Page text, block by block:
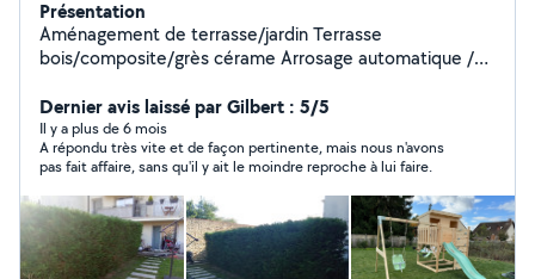
Présentation
Aménagement de terrasse/jardin Terrasse
bois/composite/grès cérame Arrosage automatique /
Dernier avis laissé par Gilbert : 5/5
Il y a plus de 6 mois
A répondu très vite et de façon pertinente, mais nous n'avons
pas fait affaire, sans qu'il y ait le moindre reproche à lui faire.